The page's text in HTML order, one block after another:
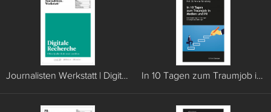
Journalisten Werkstatt | Digitale Recherche In 10 Tagen zum Traumjob in Medien und PR